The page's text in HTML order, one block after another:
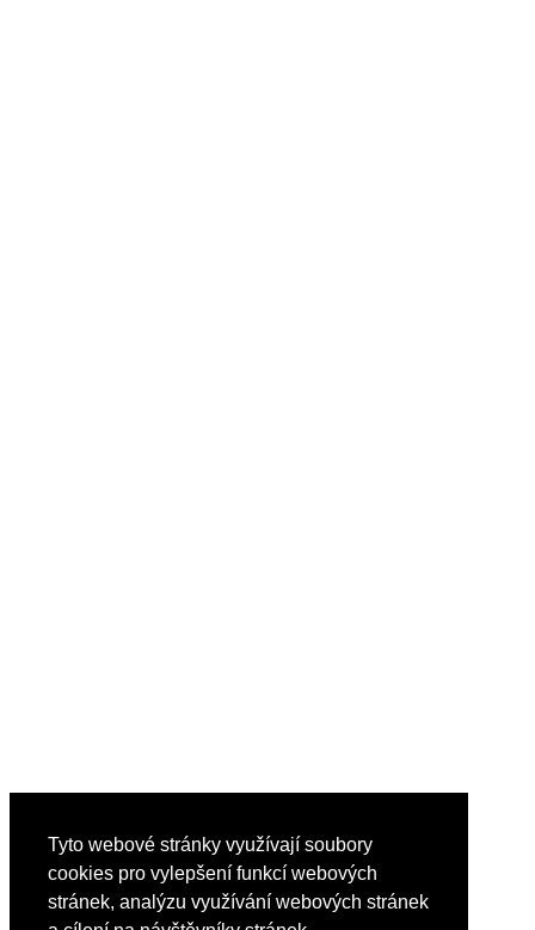
Tyto webové stránky využívají soubory
cookies pro vylepšení funkcí webových
stránek, analýzu využívání webových stránek